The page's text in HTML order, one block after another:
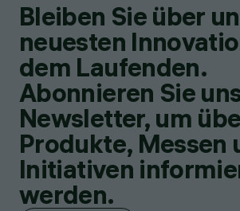
Bleiben Sie über
neuesten
dem Laufenden.
Abonnieren Sie
Newsletter, um
Produkte, Messen
Initiativen
werden.